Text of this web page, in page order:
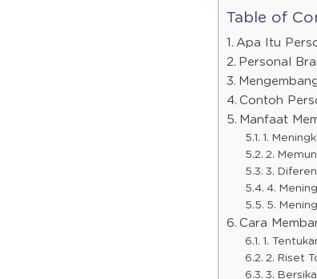
Table of
Apa Itu
Personal
Contoh
Manfaat
1.
2.
3.
4.
5.
Cara
1.
2. Riset
3.